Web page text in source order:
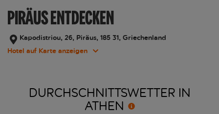
PIRÄUS ENTDECKEN
Kapodistriou, 26, Piräus, 185 31, Griechenland
Hotel auf Karte anzeigen
DURCHSCHNITTSWETTER IN
ATHEN